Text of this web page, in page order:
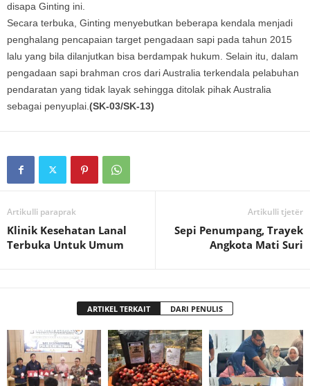
disapa Ginting ini.
Secara terbuka, Ginting menyebutkan beberapa kendala menjadi
penghalang pencapaian target pengadaan sapi pada tahun 2015
lalu yang bila dilanjutkan bisa berdampak hukum. Selain itu, dalam
pengadaan sapi brahman cros dari Australia terkendala pelabuhan
pendaratan yang tidak layak sehingga ditolak pihak Australia
sebagai penyuplai. (SK-03/SK-13)
Artikulli paraprak
Klinik Kesehatan Lanal
Terbuka Untuk Umum
Artikulli tjetër
Sepi Penumpang, Trayek
Angkota Mati Suri
ARTIKEL TERKAIT DARI PENULIS